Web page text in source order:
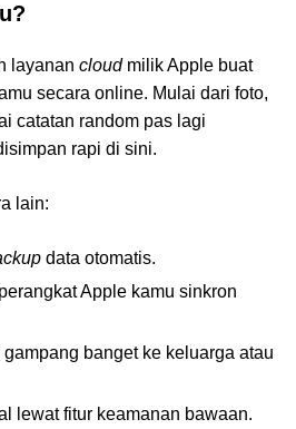
layanan cloud milik Apple buat
secara online. Mulai dari foto,
catatan random pas lagi
rapi di sini.
lain:
data otomatis.
Apple kamu sinkron
banget ke keluarga atau
lewat fitur keamanan bawaan.